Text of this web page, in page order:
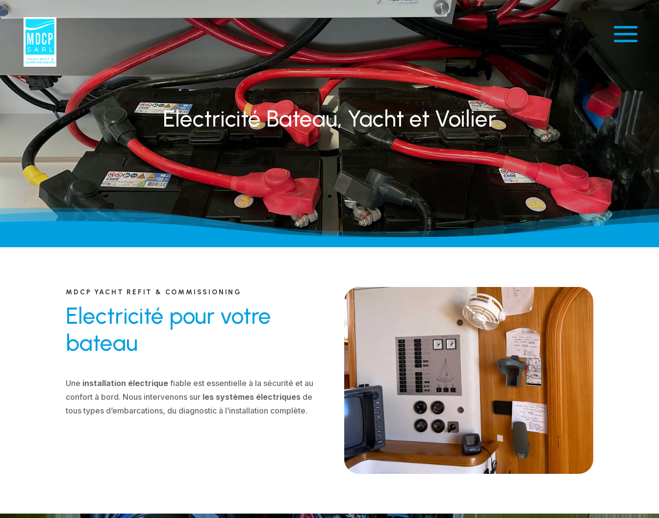
Electricité Bateau, Yacht et Voilier
MDCP YACHT REFIT & COMMISSIONING
Electricité pour votre
bateau
Une installation électrique fiable est essentielle à la sécurité et au
confort à bord. Nous intervenons sur les systèmes électriques de
tous types d’embarcations, du diagnostic à l’installation complète.